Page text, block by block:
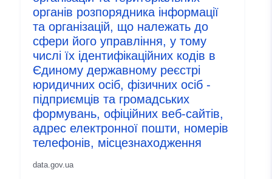
uriRef:
http://data.europa.eu/88u/dataset/
3dfa-4c08-9c39-4c4a59688856
Infos sur la
version:
1.0
органів розпорядника інформації
та організацій, що належать до
сфери його управління, у тому
числі їх ідентифікаційних кодів в
Єдиному державному реєстрі
юридичних осіб, фізичних осіб -
підприємців та громадських
формувань, офіційних веб-сайтів,
адрес електронної пошти, номерів
телефонів, місцезнаходження
data.gov.ua